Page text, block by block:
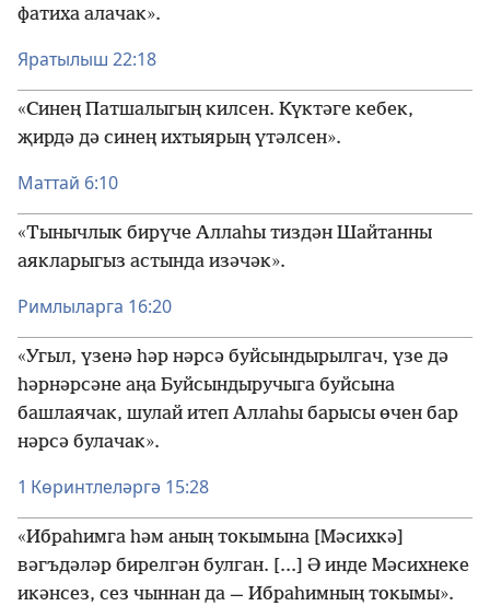
фатиха алачак».
Яратылыш 22:18
«Синең Патшалыгың килсен. Күктәге кебек,
җирдә дә синең ихтыярың үтәлсен».
Маттай 6:10
«Тынычлык бирүче Аллаһы тиздән Шайтанны
аякларыгыз астында изәчәк».
Римлыларга 16:20
«Угыл, үзенә һәр нәрсә буйсындырылгач, үзе дә
һәрнәрсәне аңа Буйсындыручыга буйсына
башлаячак, шулай итеп Аллаһы барысы өчен бар
нәрсә булачак».
1 Көринтлеләргә 15:28
«Ибраһимга һәм аның токымына [Мәсихкә]
вәгъдәләр бирелгән булган. [...] Ә инде Мәсихнеке
икәнсез, сез чыннан да — Ибраһимның токымы».